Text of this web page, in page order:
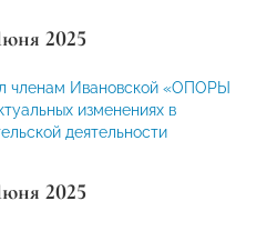
2025
членам Ивановской «ОПОРЫ
изменениях в
деятельности
2025